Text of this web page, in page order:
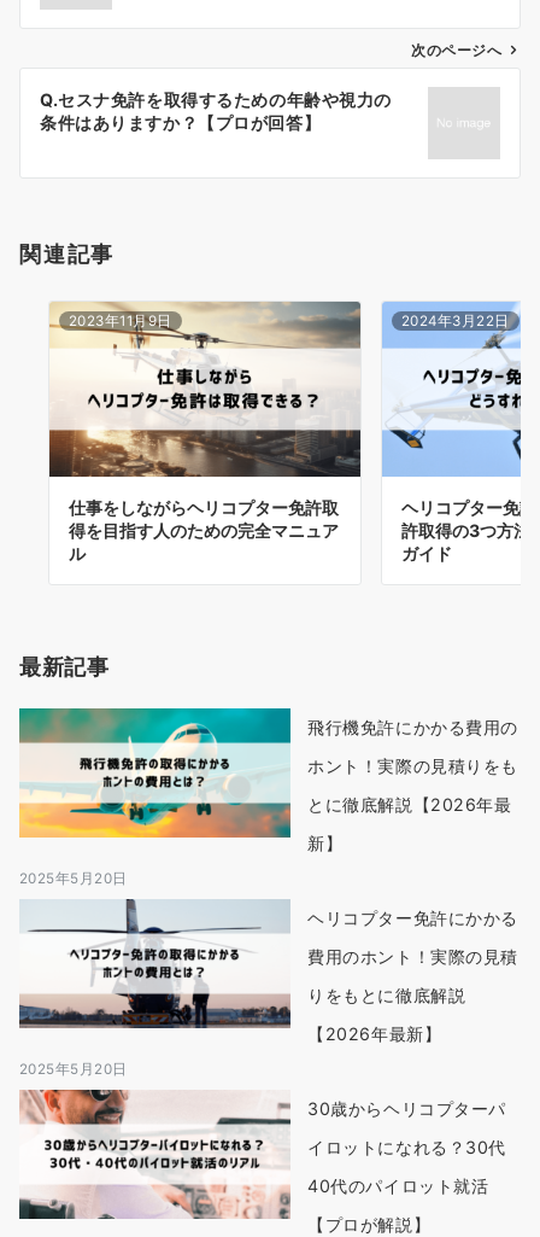
ナ
ゲ
シ
ン
次のページへ
Q.セスナ免許を取得するための年齢や視力の
条件はありますか？【プロが回答】
関連記事
2023年11月9日
仕事をしながらヘリコプター免許取
得を目指す人のための完全マニュア
ル
2024年3月22日
ヘリコプター免
許取得の3つ方法
ガイド
最新記事
飛行機免許にかかる費用の
ホント！実際の見積りをも
とに徹底解説【2026年最
新】
2025年5月20日
ヘリコプター免許にかかる
費用のホント！実際の見積
りをもとに徹底解説
【2026年最新】
2025年5月20日
30歳からヘリコプターパ
イロットになれる？30代
40代のパイロット就活
【プロが解説】